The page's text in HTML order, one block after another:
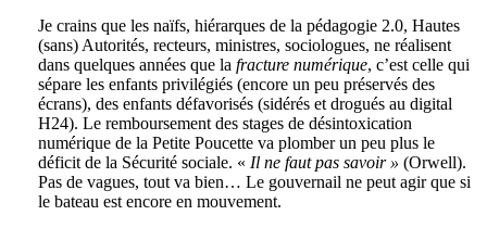
Je crains que les naïfs, hiérarques de la pédagogie 2.0, Hautes
(sans) Autorités, recteurs, ministres, sociologues, ne réalisent
dans quelques années que la fracture numérique, c’est celle qui
sépare les enfants privilégiés (encore un peu préservés des
écrans), des enfants défavorisés (sidérés et drogués au digital
H24). Le remboursement des stages de désintoxication
numérique de la Petite Poucette va plomber un peu plus le
déficit de la Sécurité sociale. « Il ne faut pas savoir » (Orwell).
Pas de vagues, tout va bien… Le gouvernail ne peut agir que si
le bateau est encore en mouvement.